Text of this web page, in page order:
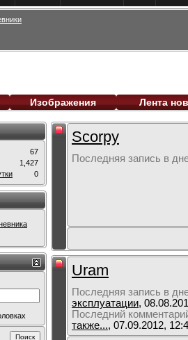
Изображения Лента
Scorpy
Последняя запись в
Uram
Последняя запись в
эксплуатации,
Последний
также..., 07.09.2012,
67
1,427
0